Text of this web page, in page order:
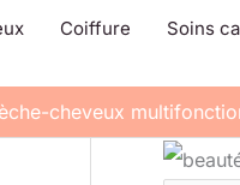
Coiffure Soins
cheveux